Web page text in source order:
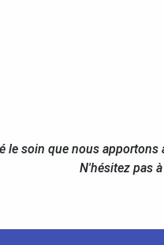
le soin que nous apportons
N'hésitez pas